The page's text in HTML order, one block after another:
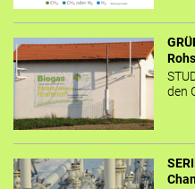
den